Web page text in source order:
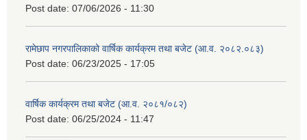
Post date: 07/06/2026 - 11:30
रामेछाप नगरपालिकाको वार्षिक कार्यक्रम तथा बजेट (आ.व. २०८२.०८३)
Post date: 06/23/2025 - 17:05
वार्षिक कार्यक्रम तथा बजेट (आ.व. २०८१/०८२)
Post date: 06/25/2024 - 11:47